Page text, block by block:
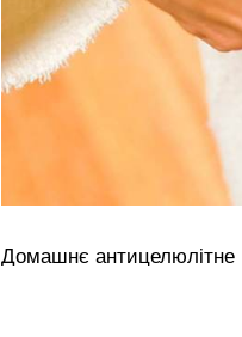
Домашнє антицелюлітне